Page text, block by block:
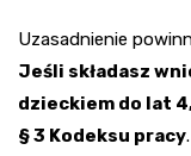
Uzasadnienie
Jeśli składasz
dzieckiem do lat
§ 3 Kodeksu pracy